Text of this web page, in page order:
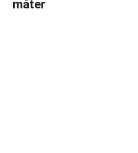
måter